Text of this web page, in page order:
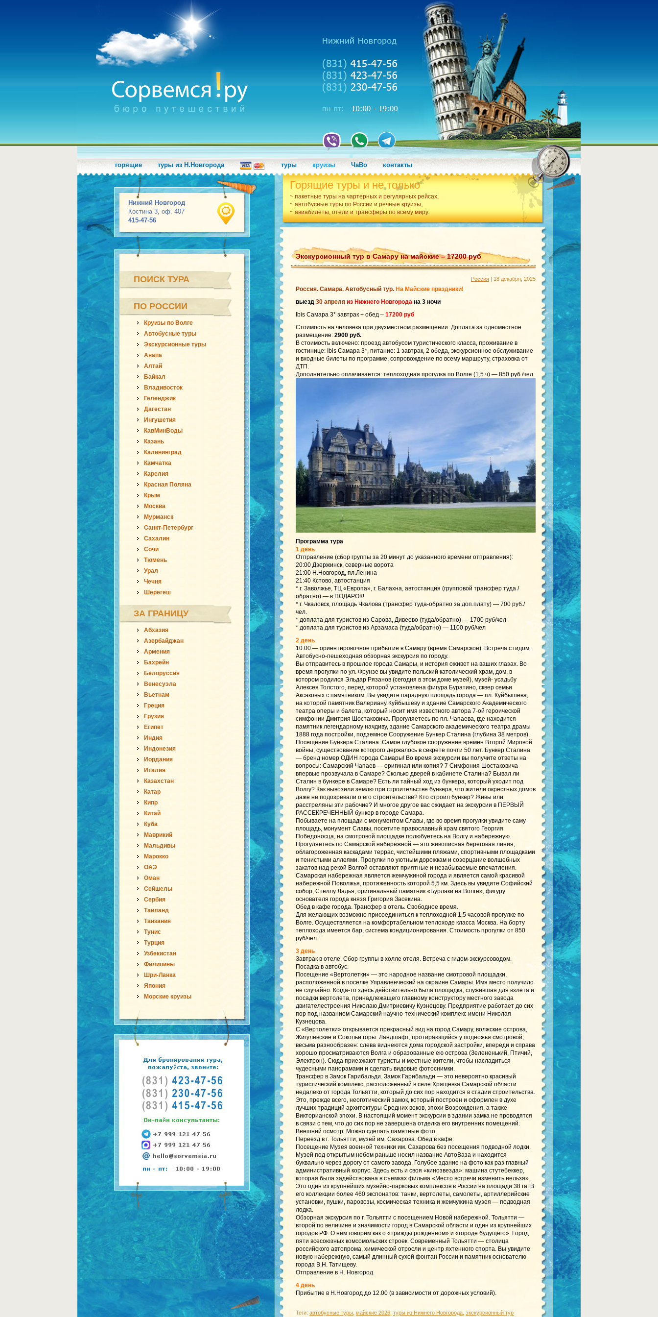
горящие туры из Н.Новгорода туры круизы ЧаВо контакты
Нижний Новгород
Костина 3, оф. 407
415-47-56
Горящие туры и не только
~ пакетные туры на чартерных и регулярных рейсах,
~ автобусные туры по России и речные круизы,
~ авиабилеты, отели и трансферы по всему миру.
ПОИСК ТУРА
ПО РОССИИ
Круизы по Волге
Автобусные туры
Экскурсионные туры
Анапа
Алтай
Байкал
Владивосток
Геленджик
Дагестан
Ингушетия
КавМинВоды
Казань
Калининград
Камчатка
Карелия
Красная Поляна
Крым
Москва
Мурманск
Санкт-Петербург
Сахалин
Сочи
Тюмень
Урал
Чечня
Шерегеш
ЗА ГРАНИЦУ
Абхазия
Азербайджан
Армения
Бахрейн
Белоруссия
Венесуэла
Вьетнам
Греция
Грузия
Египет
Индия
Индонезия
Иордания
Италия
Казахстан
Катар
Кипр
Китай
Куба
Маврикий
Мальдивы
Марокко
ОАЭ
Оман
Сейшелы
Сербия
Таиланд
Танзания
Тунис
Турция
Узбекистан
Филипины
Шри-Ланка
Япония
Морские круизы
Экскурсионный тур в Самару на майские – 17200 руб
Россия | 18 декабря, 2025
Россия. Самара. Автобусный тур. На Майские праздники!
выезд 30 апреля из Нижнего Новгорода на 3 ночи
Ibis Самара 3* завтрак + обед – 17200 руб
Стоимость на человека при двухместном размещении. Доплата за одноместное
размещение: 2900 руб.
В стоимость включено: проезд автобусом туристического класса, проживание в
гостинице: Ibis Самара 3*, питание: 1 завтрак, 2 обеда, экскурсионное обслуживание
и входные билеты по программе, сопровождение по всему маршруту, страховка от
ДТП.
Дополнительно оплачивается: теплоходная прогулка по Волге (1,5 ч) — 850 руб./чел.
Программа тура
1 день
Отправление (сбор группы за 20 минут до указанного времени отправления):
20:00 Дзержинск, северные ворота
21:00 Н.Новгород, пл.Ленина
21:40 Кстово, автостанция
* г. Заволжье, ТЦ «Европа», г. Балахна, автостанция (групповой трансфер туда /
обратно) — в ПОДАРОК!
* г. Чкаловск, площадь Чкалова (трансфер туда-обратно за доп.плату) — 700 руб./
чел.
* доплата для туристов из Сарова, Дивеево (туда/обратно) — 1700 руб/чел
* доплата для туристов из Арзамаса (туда/обратно) — 1100 руб/чел
2 день
10:00 — ориентировочное прибытие в Самару (время Самарское). Встреча с гидом.
Автобусно-пешеходная обзорная экскурсия по городу.
Вы отправитесь в прошлое города Самары, и история оживет на ваших глазах. Во
время прогулки по ул. Фрунзе вы увидите польский католический храм, дом, в
котором родился Эльдар Рязанов (сегодня в этом доме музей), музей- усадьбу
Алексея Толстого, перед которой установлена фигура Буратино, сквер семьи
Аксаковых с памятником. Вы увидите парадную площадь города — пл. Куйбышева,
на которой памятник Валериану Куйбышеву и здание Самарского Академического
театра оперы и балета, который носит имя известного автора 7-ой героической
симфонии Дмитрия Шостаковича. Прогуляетесь по пл. Чапаева, где находится
памятник легендарному начдиву, здание Самарского академического театра драмы
1888 года постройки, подземное Сооружение Бункер Сталина (глубина 38 метров).
Посещение Бункера Сталина. Самое глубокое сооружение времен Второй Мировой
войны, существование которого держалось в секрете почти 50 лет. Бункер Сталина
— бренд номер ОДИН города Самары! Во время экскурсии вы получите ответы на
вопросы: Самарский Чапаев — оригинал или копия? 7 Симфония Шостаковича
впервые прозвучала в Самаре? Сколько дверей в кабинете Сталина? Бывал ли
Сталин в бункере в Самаре? Есть ли тайный ход из бункера, который уходит под
Волгу? Как вывозили землю при строительстве бункера, что жители окрестных домов
даже не подозревали о его строительстве? Кто строил бункер? Живы или
расстреляны эти рабочие? И многое другое вас ожидает на экскурсии в ПЕРВЫЙ
РАССЕКРЕЧЕННЫЙ бункер в городе Самара.
Побываете на площади с монументом Славы, где во время прогулки увидите саму
площадь, монумент Славы, посетите православный храм святого Георгия
Победоносца, на смотровой площадке полюбуетесь на Волгу и набережную.
Прогуляетесь по Самарской набережной — это живописная береговая линия,
облагороженная каскадами террас, чистейшими пляжами, спортивными площадками
и тенистыми аллеями. Прогулки по уютным дорожкам и созерцание волшебных
закатов над рекой Волгой оставляют приятные и незабываемые впечатления.
Самарская набережная является жемчужиной города и является самой красивой
набережной Поволжья, протяженность которой 5,5 км. Здесь вы увидите Софийский
собор, Стеллу Ладья, оригинальный памятник «Бурлаки на Волге», фигуру
основателя города князя Григория Засекина.
Обед в кафе города. Трансфер в отель. Свободное время.
Для желающих возможно присоединиться к теплоходной 1,5 часовой прогулке по
Волге. Осуществляется на комфортабельном теплоходе класса Москва. На борту
теплохода имеется бар, система кондиционирования. Стоимость прогулки от 850
руб/чел.
3 день
Завтрак в отеле. Сбор группы в холле отеля. Встреча с гидом-экскурсоводом.
Посадка в автобус.
Посещение «Вертолетки» — это народное название смотровой площадки,
расположенной в поселке Управленческий на окраине Самары. Имя место получило
не случайно. Когда-то здесь действительно была площадка, служившая для взлета и
посадки вертолета, принадлежащего главному конструктору местного завода
двигателестроения Николаю Дмитриевичу Кузнецову. Предприятие работает до сих
пор под названием Самарский научно-технический комплекс имени Николая
Кузнецова.
С «Вертолетки» открывается прекрасный вид на город Самару, волжские острова,
Жигулевские и Сокольи горы. Ландшафт, протирающийся у подножья смотровой,
весьма разнообразен: слева виднеются дома городской застройки, впереди и справа
хорошо просматриваются Волга и образованные ею острова (Зелененький, Птичий,
Электрон). Сюда приезжают туристы и местные жители, чтобы насладиться
чудесными панорамами и сделать видовые фотоснимки.
Трансфер в Замок Гарибальди. Замок Гарибальди — это невероятно красивый
туристический комплекс, расположенный в селе Хрящевка Самарской области
недалеко от города Тольятти, который до сих пор находится в стадии строительства.
Это, прежде всего, неоготический замок, который построен и оформлен в духе
лучших традиций архитектуры Средних веков, эпохи Возрождения, а также
Викторианской эпохи. В настоящий момент экскурсии в здании замка не проводятся
в связи с тем, что до сих пор не завершена отделка его внутренних помещений.
Внешний осмотр. Можно сделать памятные фото.
Переезд в г. Тольятти, музей им. Сахарова. Обед в кафе.
Посещение Музея военной техники им. Сахарова без посещения подводной лодки.
Музей под открытым небом раньше носил название АвтоВаза и находится
буквально через дорогу от самого завода. Голубое здание на фото как раз главный
административный корпус. Здесь есть и своя «кинозвезда»: машина стутебеккер,
которая была задействована в съемках фильма «Место встречи изменить нельзя».
Это один из крупнейших музейно-парковых комплексов в России на площади 38 га. В
его коллекции более 460 экспонатов: танки, вертолеты, самолеты, артиллерийские
установки, пушки, паровозы, космическая техника и жемчужина музея — подводная
лодка.
Обзорная экскурсия по г. Тольятти с посещением Новой набережной. Тольятти —
второй по величине и значимости город в Самарской области и один из крупнейших
городов РФ. О нем говорим как о «трижды рожденном» и «городе будущего». Город
пяти всесоюзных комсомольских строек. Современный Тольятти — столица
российского автопрома, химической отросли и центр яхтенного спорта. Вы увидите
новую набережную, самый длинный сухой фонтан России и памятник основателю
города В.Н. Татищеву.
Отправление в Н. Новгород.
4 день
Прибытие в Н.Новгород до 12.00 (в зависимости от дорожных условий).
Теги: автобусные туры майские 2026 туры из Нижнего Новгорода экскурсионный тур